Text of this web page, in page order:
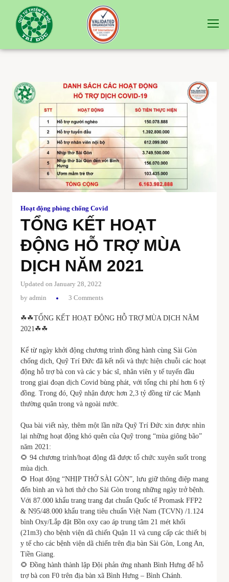
Hoạt động phòng chống Covid
TỔNG KẾT HOẠT
ĐỘNG HỖ TRỢ MÙA
DỊCH NĂM 2021
Updated on January 28, 2022
by admin 3 Comments
☘☘TỔNG KẾT HOẠT ĐỘNG HỖ TRỢ MÙA DỊCH NĂM
2021☘☘
Kể từ ngày khởi động chương trình đồng hành cùng Sài Gòn
chống dịch, Quỹ Trí Đức đã kết nối và thực hiện chuỗi các hoạt
động hỗ trợ bà con và các y bác sĩ, nhân viên y tế tuyến đầu
trong giai đoạn dịch Covid bùng phát, với tổng chi phí hơn 6 tỷ
đồng. Trong đó, Quỹ nhận được hơn 2,3 tỷ đồng từ các Mạnh
thường quân trong và ngoài nước.
Qua bài viết này, thêm một lần nữa Quỹ Trí Đức xin được nhìn
lại những hoạt động khó quên của Quỹ trong “mùa giông bão”
năm 2021:
🌻 94 chương trình/hoạt động đã được tổ chức xuyên suốt trong
mùa dịch.
🌻 Hoạt động “NHỊP THỞ SÀI GÒN”, lưu giữ thông điệp mang
đến bình an và hơi thở cho Sài Gòn trong những ngày trở bệnh.
Với 87.000 khẩu trang trang đạt chuẩn Quốc tế Promask FFP2
& N95/48.000 khẩu trang tiêu chuẩn Việt Nam (TCVN) /1.124
bình Oxy/Lắp đặt Bồn oxy cao áp trung tâm 21 mét khối
(21m3) cho bệnh viện dã chiến Quận 11 và cung cấp các thiết bị
y tế cho các bệnh viện dã chiến trên địa bàn Sài Gòn, Long An,
Tiền Giang.
🌻 Đồng hành thành lập Đội phản ứng nhanh Bình Hưng để hỗ
trợ bà con F0 trên địa bàn xã Bình Hưng – Bình Chánh.